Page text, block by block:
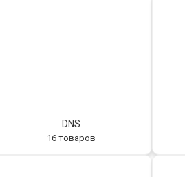
DNS
16 товаров